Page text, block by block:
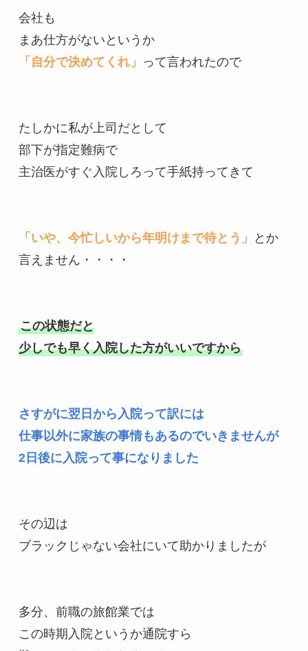
会社も
まあ仕方がないというか
「自分で決めてくれ」 って言われたので
たしかに私が上司だとして
部下が指定難病で
主治医がすぐ入院しろって手紙持ってきて
「いや、今忙しいから年明けまで待とう」
とか
言えません・・・・
この状態だと
少しでも早く入院した方がいいですから
さすがに翌日から入院って訳には
仕事以外に家族の事情もあるのでいきませんが
2日後に入院って事になりました
その辺は
ブラックじゃない会社にいて助かりましたが
多分、前職の旅館業では
この時期入院というか通院すら